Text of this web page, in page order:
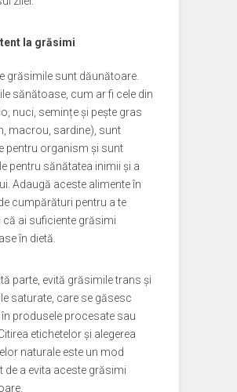
la grăsimi
grăsimile sunt dăunătoare.
sănătoase, cum ar fi cele din
nuci, semințe și pește gras
macrou, sardine), sunt
pentru organism și sunt
pentru sănătatea inimii și a
Adaugă aceste alimente în
cumpărături pentru a te
că ai suficiente grăsimi
în dietă.
parte, evită grăsimile trans și
saturate, care se găsesc
în produsele procesate sau
etichetelor și alegerea
naturale este un mod
de a evita aceste grăsimi